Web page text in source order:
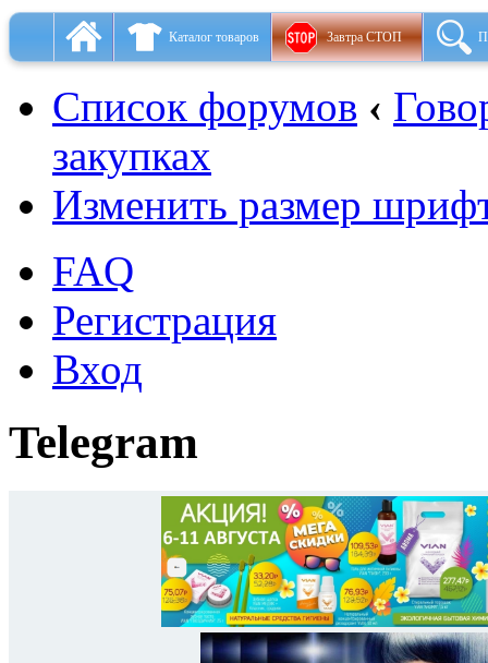
Каталог товаров Завтра СТОП
Список форумов ‹
закупках
Изменить размер
FAQ
Регистрация
Вход
Telegram